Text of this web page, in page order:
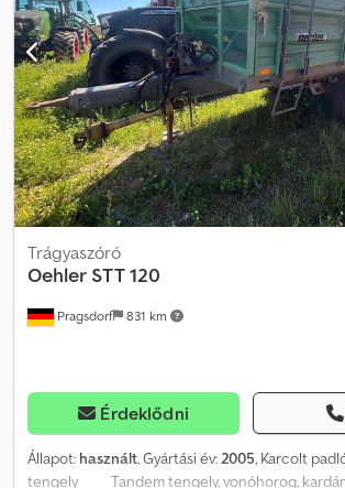
Pragsdorf 831 km
Trágyaszóró
Oehler STT 120
Érdeklődni
Állapot: használt, Gyártási év:2005, Karcolt
tengely_____Tandem tengely, vonóhorog,